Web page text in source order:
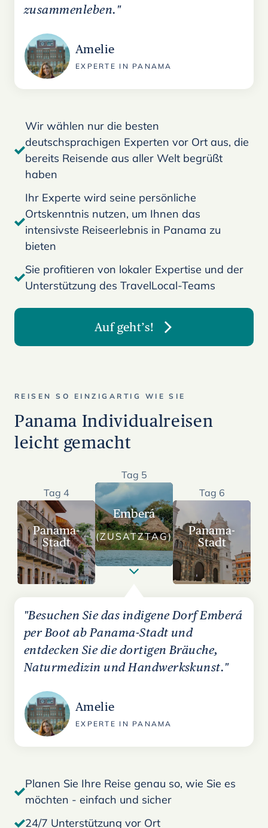
zusammenleben."
Amelie
EXPERTE IN PANAMA
Wir wählen nur die besten
deutschsprachigen Experten vor Ort aus, die
bereits Reisende aus aller Welt begrüßt
haben
Ihr Experte wird seine persönliche
Ortskenntnis nutzen, um Ihnen das
intensivste Reiseerlebnis in Panama zu
bieten
Sie profitieren von lokaler Expertise und der
Unterstützung des TravelLocal-Teams
Auf geht’s!
REISEN SO EINZIGARTIG WIE SIE
Panama Individualreisen
leicht gemacht
Tag 4
Panama-
Stadt
Tag 5
Emberá
(ZUSATZTAG)
Tag 6
Panama-
Stadt
"Besuchen Sie das indigene Dorf Emberá
per Boot ab Panama-Stadt und
entdecken Sie die dortigen Bräuche,
Naturmedizin und Handwerkskunst."
Amelie
EXPERTE IN PANAMA
Planen Sie Ihre Reise genau so, wie Sie es
möchten - einfach und sicher
24/7 Unterstützung vor Ort